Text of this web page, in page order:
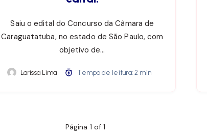
Saiu o edital do Concurso da Câmara de
Caraguatatuba, no estado de São Paulo, com
objetivo de…
Larissa Lima Tempo de leitura: 2 min
Página 1 of 1